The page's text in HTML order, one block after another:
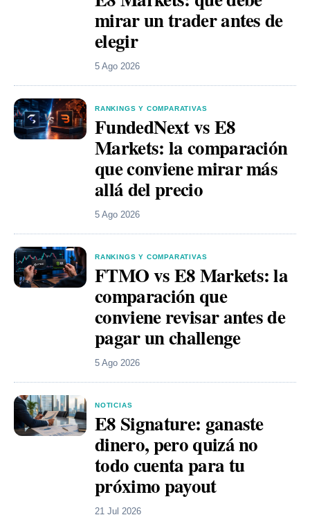
mirar un trader antes de
elegir
5 Ago 2026
RANKINGS Y COMPARATIVAS
FundedNext vs E8
Markets: la comparación
que conviene mirar más
allá del precio
5 Ago 2026
RANKINGS Y COMPARATIVAS
FTMO vs E8 Markets: la
comparación que
conviene revisar antes de
pagar un challenge
5 Ago 2026
NOTICIAS
E8 Signature: ganaste
dinero, pero quizá no
todo cuenta para tu
próximo payout
21 Jul 2026